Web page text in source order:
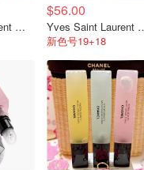
Yves Saint Laurent 粉管唇膏
$56.00
Yves
新色号19+18